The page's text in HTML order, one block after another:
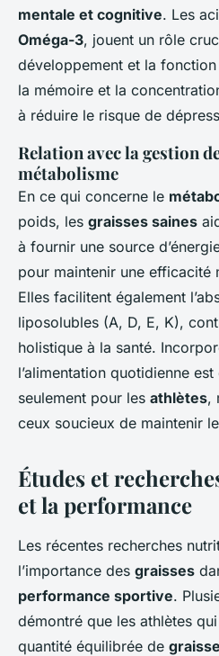
mentale et cognitive. Les
Oméga-3, jouent un rôle
développement et la
la mémoire et la
à réduire le risque de
Relation avec la gestion
métabolisme
En ce qui concerne le
poids, les graisses saines
à fournir une source
pour maintenir une efficacité
Elles facilitent également
liposolubles (A, D, E, K),
holistique à la santé.
l’alimentation quotidienne
seulement pour les athlètes,
ceux soucieux de maintenir
Études et
et la performance
Les récentes recherches
l’importance des graisses
performance sportive.
démontré que les athlètes
quantité équilibrée de